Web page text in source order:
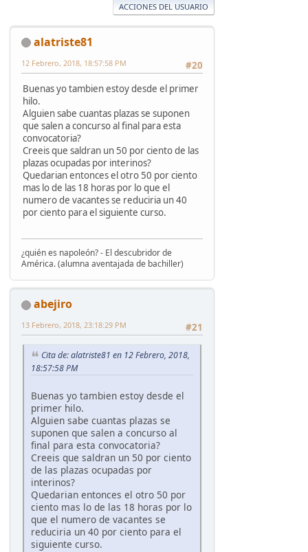
ACCIONES DEL USUARIO
alatriste81
#20
12 Febrero, 2018, 18:57:58 PM
Buenas yo tambien estoy desde el primer
hilo.
Alguien sabe cuantas plazas se suponen
que salen a concurso al final para esta
convocatoria?
Creeis que saldran un 50 por ciento de las
plazas ocupadas por interinos?
Quedarian entonces el otro 50 por ciento
mas lo de las 18 horas por lo que el
numero de vacantes se reduciria un 40
por ciento para el siguiente curso.
¿quién es napoleón? - El descubridor de
América. (alumna aventajada de bachiller)
abejiro
#21
13 Febrero, 2018, 23:18:29 PM
Cita de: alatriste81 en 12 Febrero, 2018,
18:57:58 PM
Buenas yo tambien estoy desde el
primer hilo.
Alguien sabe cuantas plazas se
suponen que salen a concurso al
final para esta convocatoria?
Creeis que saldran un 50 por ciento
de las plazas ocupadas por
interinos?
Quedarian entonces el otro 50 por
ciento mas lo de las 18 horas por lo
que el numero de vacantes se
reduciria un 40 por ciento para el
siguiente curso.